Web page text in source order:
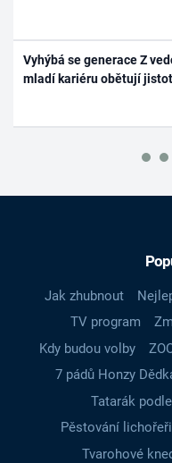
Vyhýbá se generace Z
mladí kariéru obětují
Jak zhubnout
TV program
Kdy budou volby
7 pádů Honzy
Tatarák
Pěstování
Tvarohové